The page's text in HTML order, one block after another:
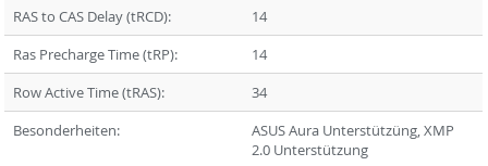
RAS to CAS Delay (tRCD):
14
Ras Precharge Time (tRP):
14
Row Active Time (tRAS):
34
Besonderheiten:
ASUS Aura Unterstützüng, XMP
2.0 Unterstützung